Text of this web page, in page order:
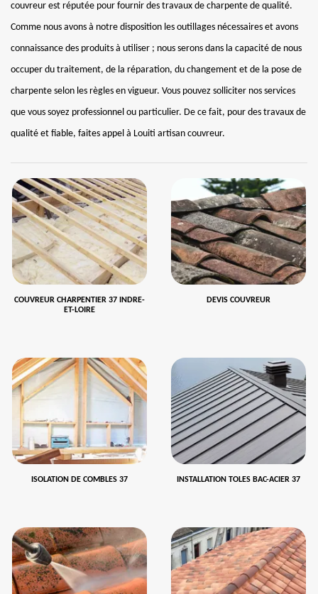
couvreur est réputée pour fournir des travaux de charpente de qualité.
Comme nous avons à notre disposition les outillages nécessaires et avons
connaissance des produits à utiliser ; nous serons dans la capacité de nous
occuper du traitement, de la réparation, du changement et de la pose de
charpente selon les règles en vigueur. Vous pouvez solliciter nos services
que vous soyez professionnel ou particulier. De ce fait, pour des travaux de
qualité et fiable, faites appel à Louiti artisan couvreur.
COUVREUR CHARPENTIER 37 INDRE-
ET-LOIRE
DEVIS COUVREUR
ISOLATION DE COMBLES 37 INSTALLATION TOLES BAC-ACIER 37